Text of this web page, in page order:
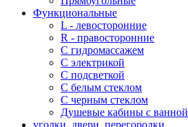
Функциональные
L - левосторонние
R - правосторонние
С гидромассажем
С электрикой
С подсветкой
С белым стеклом
С черным стеклом
Душевые кабины с ванной
уголки, двери, перегородки